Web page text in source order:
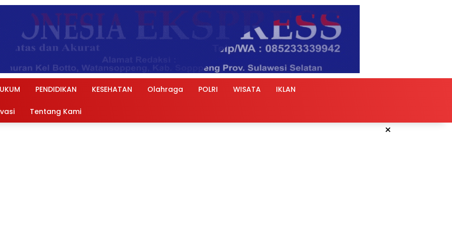
PENDIDIKAN KESEHATAN Olahraga POLRI WISATA IKLAN
Tentang Kami
×